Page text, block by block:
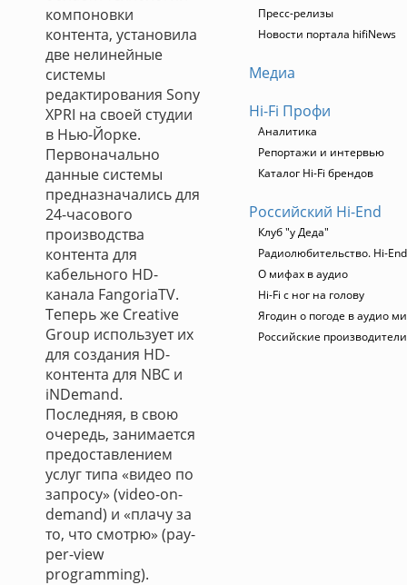
компоновки
контента, установила
две нелинейные
системы
редактирования Sony
XPRI на своей студии
в Нью-Йорке.
Первоначально
данные системы
предназначались для
24-часового
производства
контента для
кабельного HD-
канала FangoriaTV.
Теперь же Creative
Group использует их
для создания HD-
контента для NBC и
iNDemand.
Последняя, в свою
очередь, занимается
предоставлением
услуг типа «видео по
запросу» (video-on-
demand) и «плачу за
то, что смотрю» (pay-
per-view
programming).
Пресс-релизы
Новости портала hifiNews
Медиа
Hi-Fi Профи
Аналитика
Репортажи и интервью
Каталог Hi-Fi брендов
Российский Hi-End
Клуб "у Деда"
Радиолюбительство. Hi-
О мифах в аудио
Hi-Fi с ног на голову
Ягодин о погоде в аудио
Российские производители